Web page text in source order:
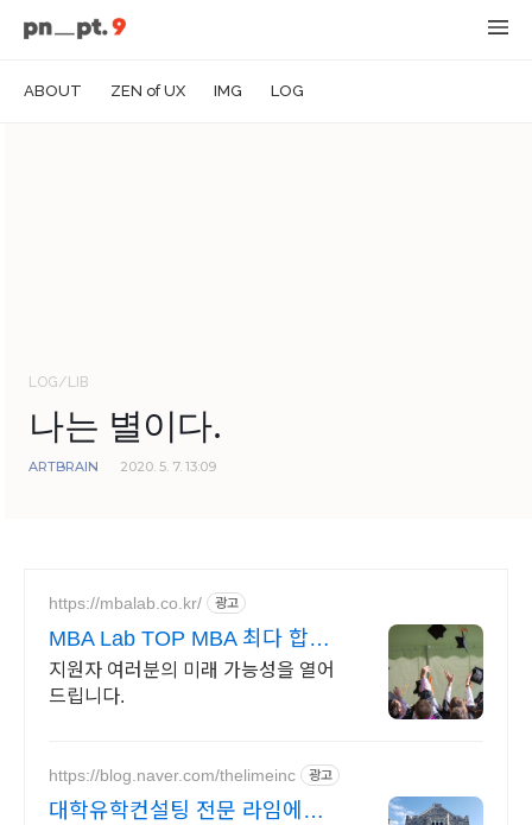
ABOUT ZEN of UX IMG LOG
LOG/LIB
나는 별이다.
ARTBRAIN 2020. 5. 7. 13:09
https://mbalab.co.kr/ 광고
MBA Lab TOP MBA 최다 합격
자
지원자 여러분의 미래 가능성을 열어
드립니다.
https://blog.naver.com/thelimeinc 광고
대학유학컨설팅 전문 라임에듀